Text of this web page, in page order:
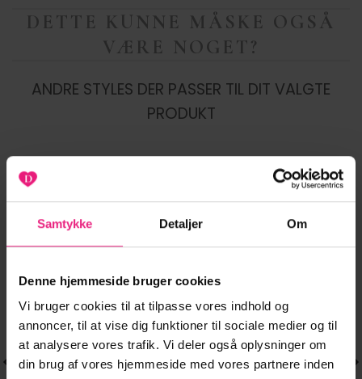
Samtykke Detaljer Om
Denne hjemmeside bruger cookies
Vi bruger cookies til at tilpasse vores indhold og
annoncer, til at vise dig funktioner til sociale medier og til
at analysere vores trafik. Vi deler også oplysninger om
din brug af vores hjemmeside med vores partnere inden
DETTE KUNNE MÅSKE OGSÅ
VÆRE NOGET?
ANDRE STYLES DER PASSER TIL DIT VALGTE
PRODUKT
ønskeliste
Tilføj til
ønskeliste